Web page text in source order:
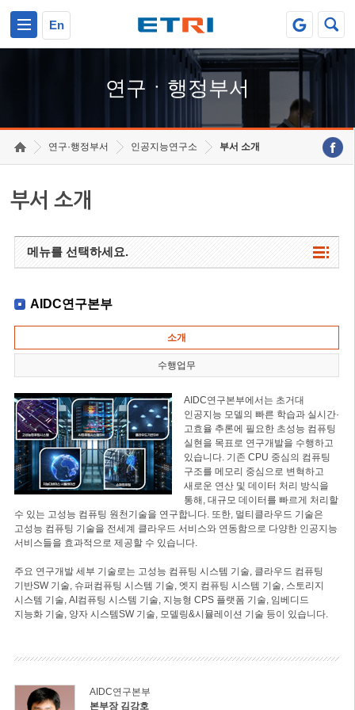
En
연구ㆍ행정부서
연구·행정부서 인공지능연구소 부서 소개
부서 소개
메뉴를 선택하세요.
AIDC연구본부
소개
수행업무
AIDC연구본부에서는 초거대
인공지능 모델의 빠른 학습과 실시간·
고효율 추론에 필요한 초성능 컴퓨팅
실현을 목표로 연구개발을 수행하고
있습니다. 기존 CPU 중심의 컴퓨팅
구조를 메모리 중심으로 변혁하고
새로운 연산 및 데이터 처리 방식을
통해, 대규모 데이터를 빠르게 처리할
수 있는 고성능 컴퓨팅 원천기술을 연구합니다. 또한, 멀티클라우드 기술은
고성능 컴퓨팅 기술을 전세계 클라우드 서비스와 연동함으로 다양한 인공지능
서비스들을 효과적으로 제공할 수 있습니다.
주요 연구개발 세부 기술로는 고성능 컴퓨팅 시스템 기술, 클라우드 컴퓨팅
기반SW 기술, 슈퍼컴퓨팅 시스템 기술, 엣지 컴퓨팅 시스템 기술, 스토리지
시스템 기술, AI컴퓨팅 시스템 기술, 지능형 CPS 플랫폼 기술, 임베디드
지능화 기술, 양자 시스템SW 기술, 모델링&시뮬레이션 기술 등이 있습니다.
AIDC연구본부
본부장 김강호